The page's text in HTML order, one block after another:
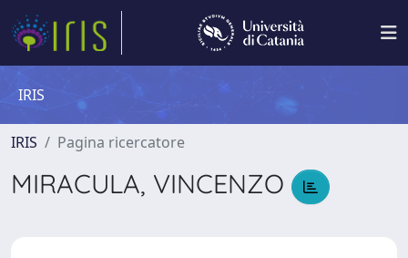
IRIS
IRIS Pagina ricercatore
MIRACULA, VINCENZO